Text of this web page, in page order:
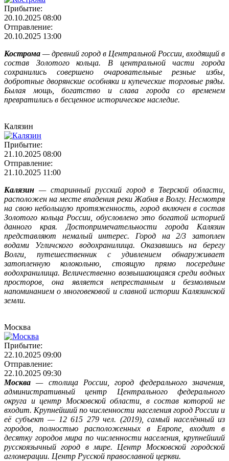
Прибытие:
20.10.2025 08:00
Отправление:
20.10.2025 13:00
Кострома — древний город в Центральной России, входящий в
состав Золотого кольца. В центральной части города
сохранились совершено очаровательные резные избы,
добротные дворянские особняки и купеческие торговые ряды.
Былая мощь, богатство и слава города со временем
превратились в бесценное историческое наследие.
Калязин
Прибытие:
21.10.2025 08:00
Отправление:
21.10.2025 11:00
Калязин — старинный русский город в Тверской области,
расположен на месте впадения реки Жабня в Волгу. Несмотря
на свою небольшую протяженность, город включен в состав
Золотого кольца России, обусловлено это богатой историей
данного края. Достопримечательности города Калязин
представляют немалый интерес. Город на 2/3 затоплен
водами Угличского водохранилища. Оказавшись на берегу
Волги, путешественник с удивлением обнаруживает
затопленную колокольню, стоящую прямо посередине
водохранилища. Величественно возвышающаяся среди водных
просторов, она является непрестанным и безмолвным
напоминанием о многовековой и славной истории Калязинской
земли.
Москва
Прибытие:
22.10.2025 09:00
Отправление:
22.10.2025 09:30
Москва — столица России, город федерального значения,
административный центр Центрального федерального
округа и центр Московской области, в состав которой не
входит. Крупнейший по численности населения город России и
её субъект — 12 615 279 чел. (2019), самый населённый из
городов, полностью расположенных в Европе, входит в
десятку городов мира по численности населения, крупнейший
русскоязычный город в мире. Центр Московской городской
агломерации. Центр Русской православной церкви.